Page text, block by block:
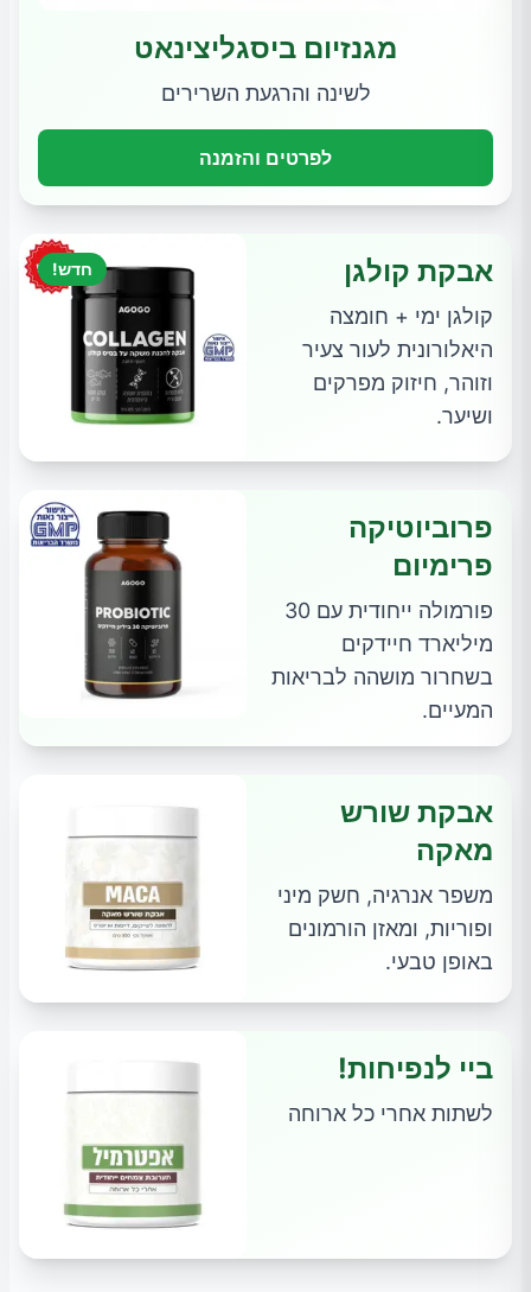
מגנזיום ביסגליצינאט
לשינה והרגעת השרירים
לפרטים והזמנה
חדש! אבקת קולגן
קולגן ימי + חומצה
היאלורונית לעור צעיר
וזוהר, חיזוק מפרקים
ושיער.
פרוביוטיקה
פרימיום
פורמולה ייחודית עם 30
מיליארד חיידקים
בשחרור מושהה לבריאות
המעיים.
אבקת שורש
מאקה
משפר אנרגיה, חשק מיני
ופוריות, ומאזן הורמונים
באופן טבעי.
ביי לנפיחות!
לשתות אחרי כל ארוחה